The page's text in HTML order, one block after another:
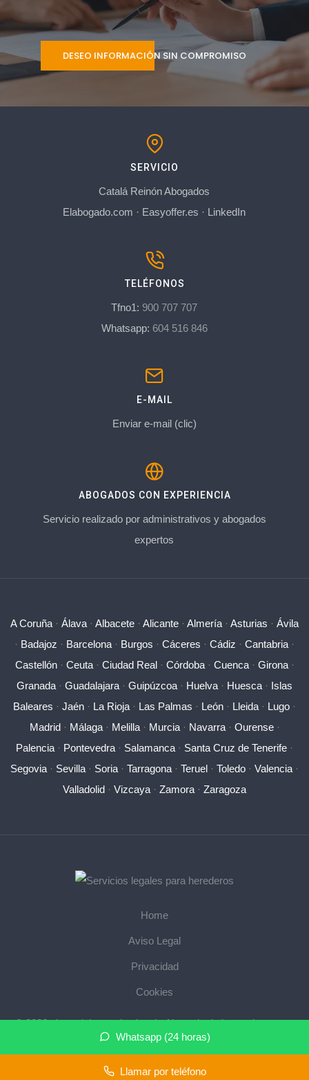
Whatsapp (24 horas)
Llamar por teléfono
DESEO INFORMACIÓN SIN COMPROMISO
SERVICIO
Catalá Reinón Abogados
Elabogado.com · Easyoffer.es · LinkedIn
TELÉFONOS
Tfno1: 900 707 707
Whatsapp: 604 516 846
E-MAIL
Enviar e-mail (clic)
ABOGADOS CON EXPERIENCIA
Servicio realizado por administrativos y abogados
expertos
A Coruña · Álava · Albacete · Alicante · Almería · Asturias · Ávila
· Badajoz · Barcelona · Burgos · Cáceres · Cádiz · Cantabria ·
Castellón· Ceuta· Ciudad Real· Córdoba· Cuenca· Girona·
Granada · Guadalajara · Guipúzcoa · Huelva · Huesca · Islas
Baleares · Jaén · La Rioja · Las Palmas · León · Lleida · Lugo ·
Madrid· Málaga· Melilla· Murcia· Navarra· Ourense·
Palencia · Pontevedra · Salamanca · Santa Cruz de Tenerife ·
Segovia · Sevilla · Soria · Tarragona · Teruel · Toledo · Valencia ·
Valladolid · Vizcaya · Zamora · Zaragoza
Home
Aviso Legal
Privacidad
Cookies
© 2026 abogadoherencias.legal · Abogado de herencias cerca
de mi ·Mapa del sitio